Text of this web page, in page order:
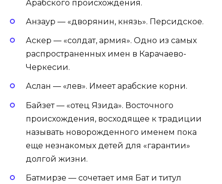
Арабского происхождения.
Анзаур — «дворянин, князь». Персидское.
Аскер — «солдат, армия». Одно из самых
распространенных имен в Карачаево-
Черкесии.
Аслан — «лев». Имеет арабские корни.
Байзет — «отец Язида». Восточного
происхождения, восходящее к традиции
называть новорожденного именем пока
еще незнакомых детей для «гарантии»
долгой жизни.
Батмирзе — сочетает имя Бат и титул